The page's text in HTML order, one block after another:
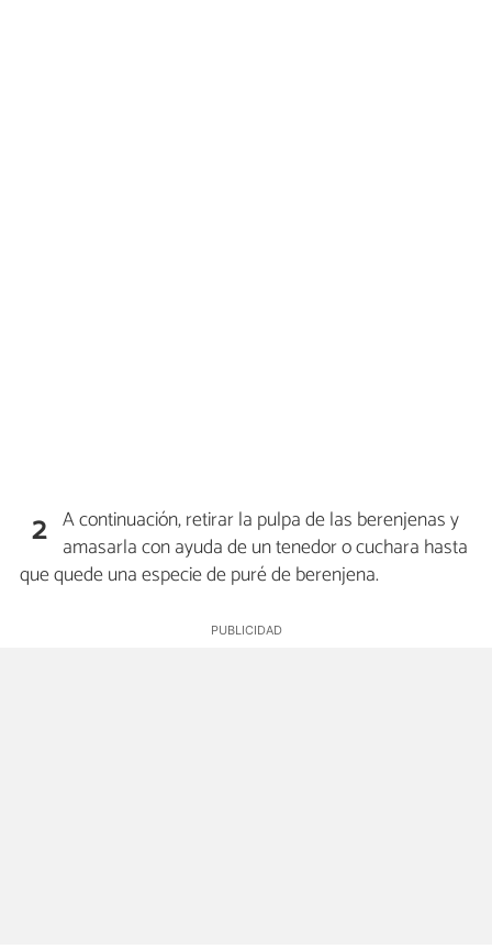
2 A continuación, retirar la pulpa de las berenjenas y
amasarla con ayuda de un tenedor o cuchara hasta
que quede una especie de puré de berenjena.